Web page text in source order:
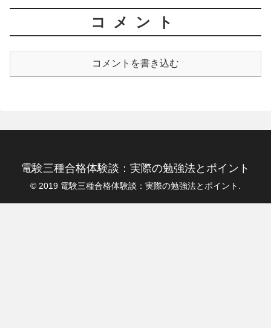
コメント
コメントを書き込む
電験三種合格体験談：実際の勉強法とポイント
© 2019 電験三種合格体験談：実際の勉強法とポイント.